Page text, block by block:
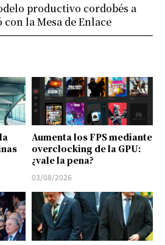
Aumenta los FPS mediante
overclocking de la GPU:
¿vale la pena?
03/08/2026
productivo cordobés a
la Mesa de Enlace